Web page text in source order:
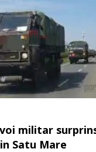
militar
Satu Mare